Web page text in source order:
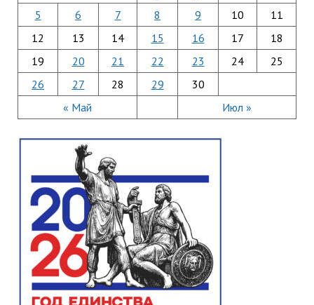
« Май Июл »
5
6 7 8 9 10
11
12
13 14 15 16 17
18
19
20 21 22 23 24
25
26
27 28 29 30